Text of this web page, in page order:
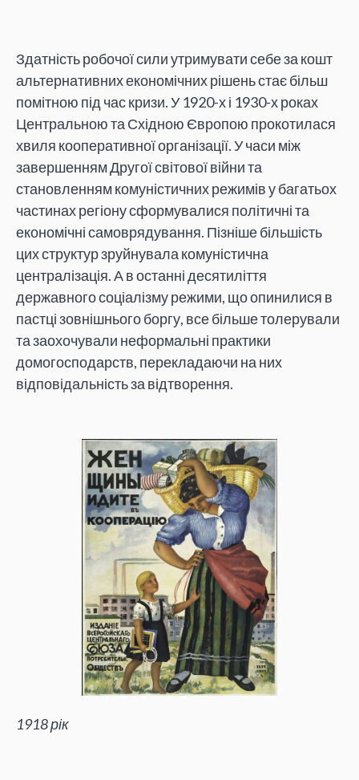
Здатність робочої сили утримувати себе за кошт
альтернативних економічних рішень стає більш
помітною під час кризи. У 1920-х і 1930-х роках
Центральною та Східною Європою прокотилася
хвиля кооперативної організації. У часи між
завершенням Другої світової війни та
становленням комуністичних режимів у багатьох
частинах регіону сформувалися політичні та
економічні самоврядування. Пізніше більшість
цих структур зруйнувала комуністична
централізація. А в останні десятиліття
державного соціалізму режими, що опинилися в
пастці зовнішнього боргу, все більше толерували
та заохочували неформальні практики
домогосподарств, перекладаючи на них
відповідальність за відтворення.
1918 рік